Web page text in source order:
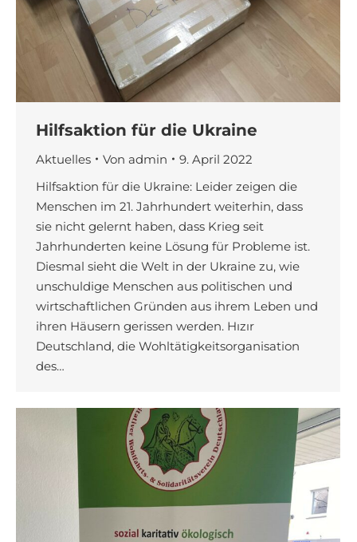
Hilfsaktion für die Ukraine
Aktuelles Von admin
9. April 2022
Hilfsaktion für die Ukraine: Leider zeigen die
Menschen im 21. Jahrhundert weiterhin, dass
sie nicht gelernt haben, dass Krieg seit
Jahrhunderten keine Lösung für Probleme ist.
Diesmal sieht die Welt in der Ukraine zu, wie
unschuldige Menschen aus politischen und
wirtschaftlichen Gründen aus ihrem Leben und
ihren Häusern gerissen werden. Hızır
Deutschland, die Wohltätigkeitsorganisation
des…